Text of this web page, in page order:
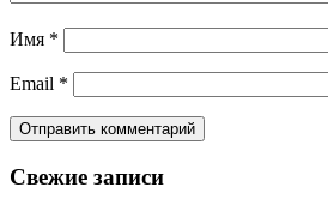
Имя *
Email *
Свежие записи